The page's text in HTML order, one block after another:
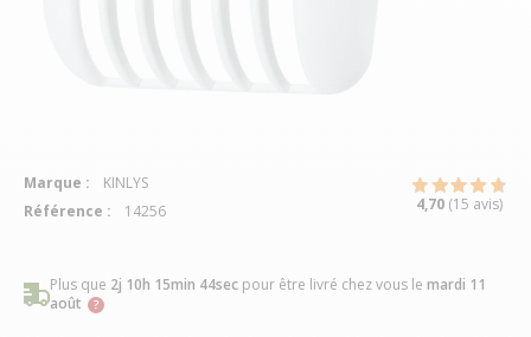
Plus que 2j 10h 15min 44sec pour être livré chez vous le mardi 11
août
Marque :
KINLYS
Référence :
14256 4,70 (15 avis)